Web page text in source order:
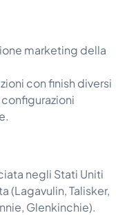
marketing della
con finish diversi
negli Stati Uniti
(Lagavulin, Talisker,
Glenkinchie).